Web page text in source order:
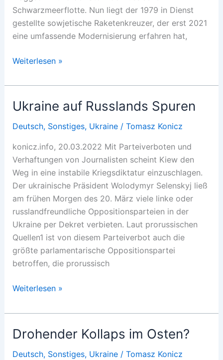
Schwarzmeerflotte. Nun liegt der 1979 in Dienst
gestellte sowjetische Raketenkreuzer, der erst 2021
eine umfassende Modernisierung erfahren hat,
Katastrophale
in
der
Ukraine
Weiterlesen »
Ukraine auf Russlands Spuren
Deutsch, Sonstiges, Ukraine/ Tomasz Konicz
konicz.info, 20.03.2022 Mit Parteiverboten und
Verhaftungen von Journalisten scheint Kiew den
Weg in eine instabile Kriegsdiktatur einzuschlagen.
Der ukrainische Präsident Wolodymyr Selenskyj ließ
am frühen Morgen des 20. März viele linke oder
russlandfreundliche Oppositionsparteien in der
Ukraine per Dekret verbieten. Laut prorussischen
Quellen1 ist von diesem Parteiverbot auch die
größte parlamentarische Oppositionspartei
betroffen, die prorussisch
Ukraine
Russlands
Spuren
Weiterlesen »
Drohender Kollaps im Osten?
Deutsch, Sonstiges, Ukraine/ Tomasz Konicz